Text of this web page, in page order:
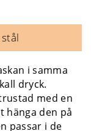
i samma
dryck.
med en
hänga den på
passar i de